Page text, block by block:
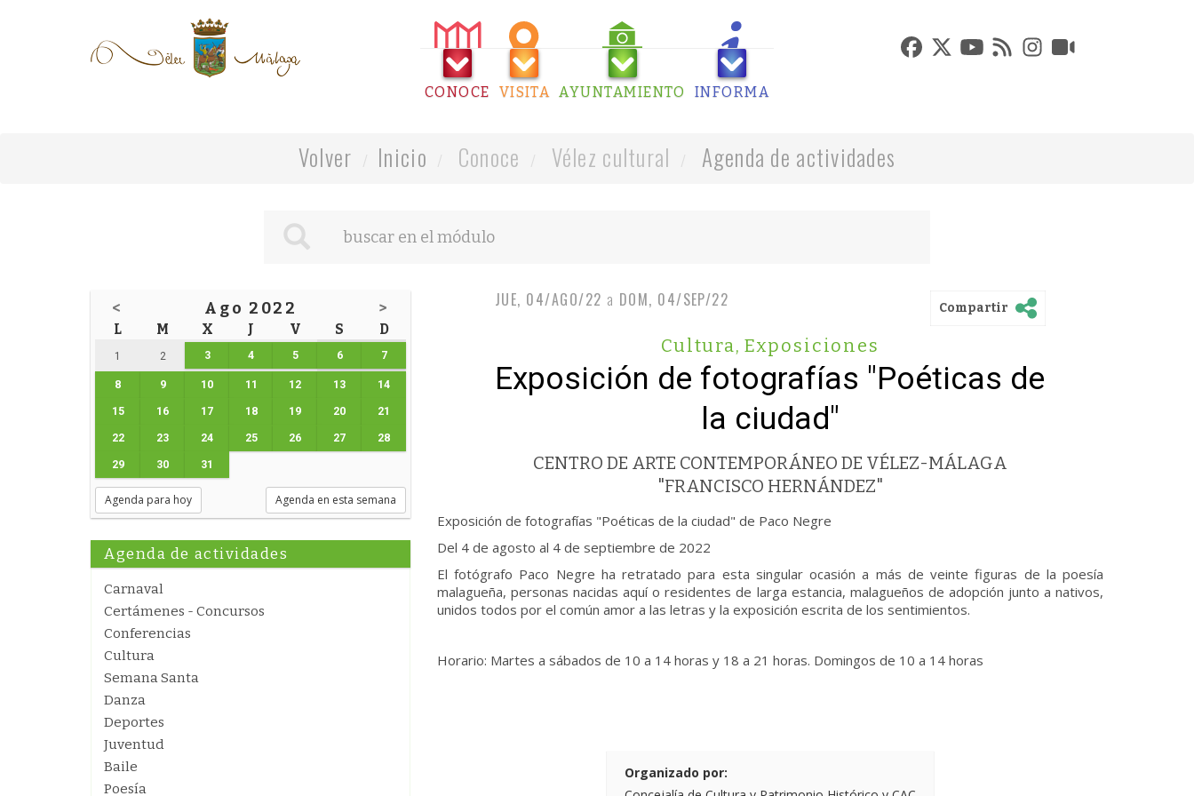
CONOCE VISITA AYUNTAMIENTO INFORMA
Volver Inicio Conoce Vélez cultural Agenda de actividades
< Ago 2022 >
L M X J V S D
1 2 3 4 5 6 7
8 9 10 11 12 13 14
15 16 17 18 19 20 21
22 23 24 25 26 27 28
29 30 31
Agenda para hoy Agenda en esta semana
Agenda de actividades
Carnaval
Certámenes - Concursos
Conferencias
Cultura
Semana Santa
Danza
Deportes
Juventud
Baile
Poesía
JUE, 04/AGO/22 a DOM, 04/SEP/22 Compartir
Cultura, Exposiciones
Exposición de fotografías "Poéticas de
la ciudad"
CENTRO DE ARTE CONTEMPORÁNEO DE VÉLEZ-MÁLAGA
"FRANCISCO HERNÁNDEZ"
Exposición de fotografías "Poéticas de la ciudad" de Paco Negre
Del 4 de agosto al 4 de septiembre de 2022
El fotógrafo Paco Negre ha retratado para esta singular ocasión a más de veinte figuras de la poesía
malagueña, personas nacidas aquí o residentes de larga estancia, malagueños de adopción junto a nativos,
unidos todos por el común amor a las letras y la exposición escrita de los sentimientos.
Horario: Martes a sábados de 10 a 14 horas y 18 a 21 horas. Domingos de 10 a 14 horas
Organizado por: